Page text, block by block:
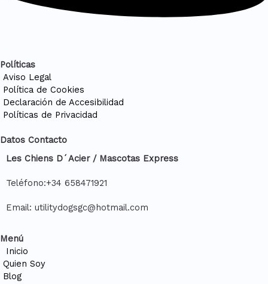
Políticas
Aviso Legal
Política de Cookies
Declaración de Accesibilidad
Políticas de Privacidad
Datos Contacto
Les Chiens D´Acier / Mascotas Express
Teléfono:+34 658471921
Email: utilitydogsgc@hotmail.com
Menú
Inicio
Quien Soy
Blog